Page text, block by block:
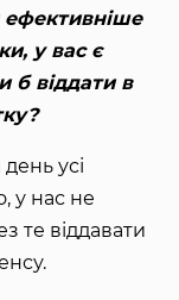
у вас є
б віддати в
усі
у нас не
те віддавати